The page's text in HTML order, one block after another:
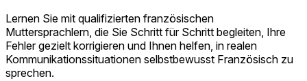
Lernen Sie mit qualifizierten französischen
Muttersprachlern, die Sie Schritt für Schritt begleiten, Ihre
Fehler gezielt korrigieren und Ihnen helfen, in realen
Kommunikationssituationen selbstbewusst Französisch zu
sprechen.